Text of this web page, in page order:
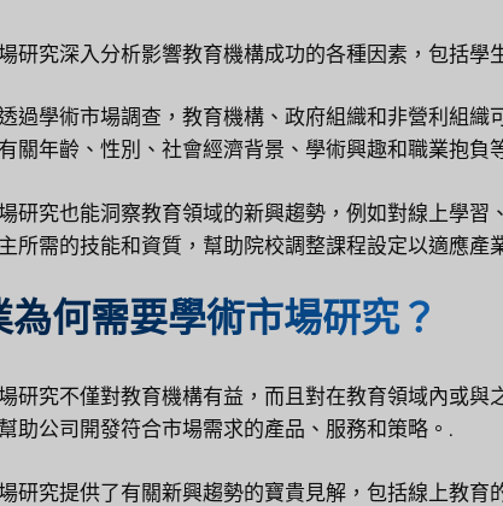
研究深入分析影響教育機構成功的各種因素，包括學
過學術市場調查，教育機構、政府組織和非營利組
關年齡、性別、社會經濟背景、學術興趣和職業抱負
研究也能洞察教育領域的新興趨勢，例如對線上學
所需的技能和資質，幫助院校調整課程設定以適應產
為何需要學術市場研究？
研究不僅對教育機構有益，而且對在教育領域內或
助公司開發符合市場需求的產品、服務和策略。.
研究提供了有關新興趨勢的寶貴見解，包括線上教